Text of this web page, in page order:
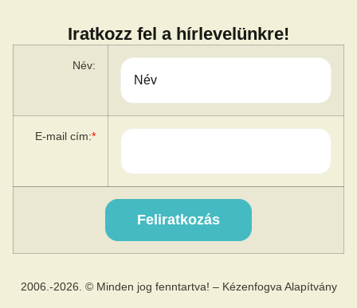
Iratkozz fel a hírlevelünkre!
Név:
E-mail cím:*
2006.-2026. © Minden jog fenntartva! – Kézenfogva Alapítvány